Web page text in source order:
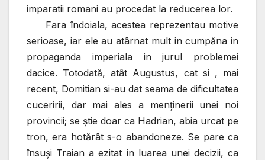
imparatii romani au procedat la reducerea lor.
Fara îndoiala, acestea reprezentau motive
serioase, iar ele au atârnat mult in cumpăna in
propaganda imperiala in jurul problemei
dacice. Totodată, atât Augustus, cat si , mai
recent, Domitian si-au dat seama de dificultatea
cuceririi, dar mai ales a menţinerii unei noi
provincii; se ştie doar ca Hadrian, abia urcat pe
tron, era hotărât s-o abandoneze. Se pare ca
însuşi Traian a ezitat in luarea unei decizii, ca